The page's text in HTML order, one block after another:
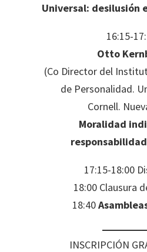
Universal: desilusión
16:15-
Otto
(Co Director del
de Personalidad.
Cornell.
Moralidad
17:15-18:00
18:00 Clausura
18:40
INSCRIPCIÓN